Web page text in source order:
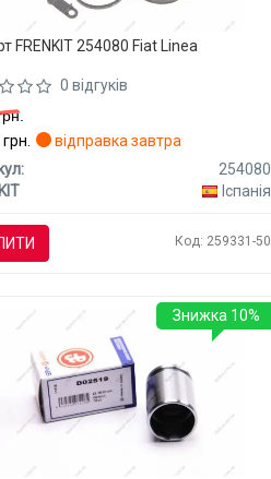
FRENKIT 254080 Fiat Linea
0 відгуків
грн.
відправка завтра
254080
Іспанія
Код: 259331-50
Знижка 10%